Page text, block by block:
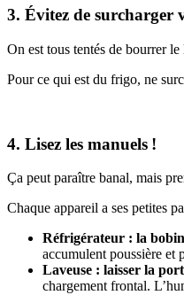
3. Évitez de surcharger
On est tous tentés de bourrer
Pour ce qui est du frigo, ne
4. Lisez les manuels !
Ça peut paraître banal, mais
Chaque appareil a ses petites
Réfrigérateur : la
accumulent poussière et
Laveuse : laisser la
chargement frontal.